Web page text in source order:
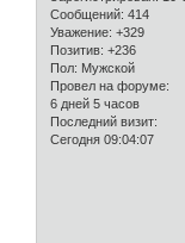
Сообщений: 414
Уважение: +329
Позитив: +236
Пол: Мужской
Провел на форуме:
6 дней 5 часов
Последний визит:
Сегодня 09:04:07